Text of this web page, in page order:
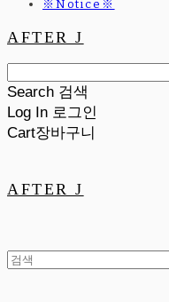
※Notice※
AFTER J
Search 검색
Log In 로그인
Cart장바구니
AFTER J